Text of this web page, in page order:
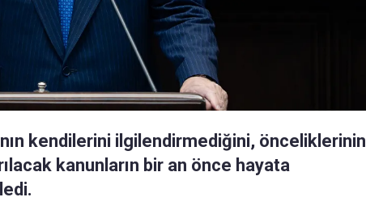
kendilerini ilgilendirmediğini, önceliklerinin
kanunların bir an önce hayata